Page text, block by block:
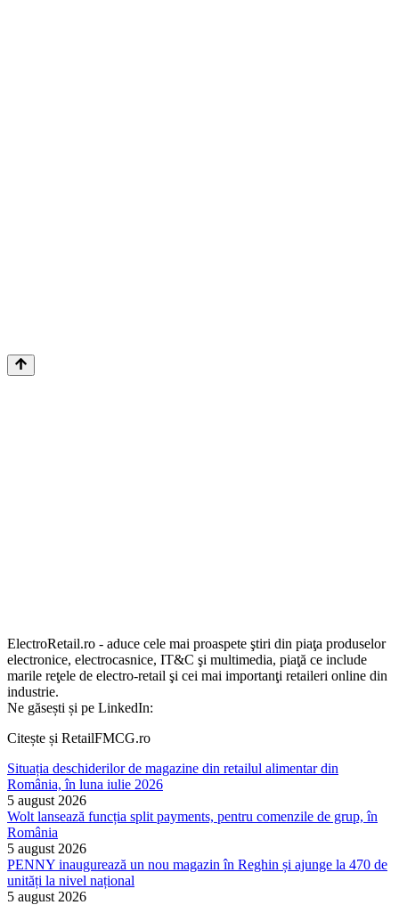
ElectroRetail.ro - aduce cele mai proaspete ştiri din piaţa produselor
electronice, electrocasnice, IT&C şi multimedia, piaţă ce include
marile reţele de electro-retail şi cei mai importanţi retaileri online din
industrie.
Ne găsești și pe LinkedIn:
Citește și RetailFMCG.ro
Situația deschiderilor de magazine din retailul alimentar din
România, în luna iulie 2026
5 august 2026
Wolt lansează funcția split payments, pentru comenzile de grup, în
România
5 august 2026
PENNY inaugurează un nou magazin în Reghin și ajunge la 470 de
unități la nivel național
5 august 2026